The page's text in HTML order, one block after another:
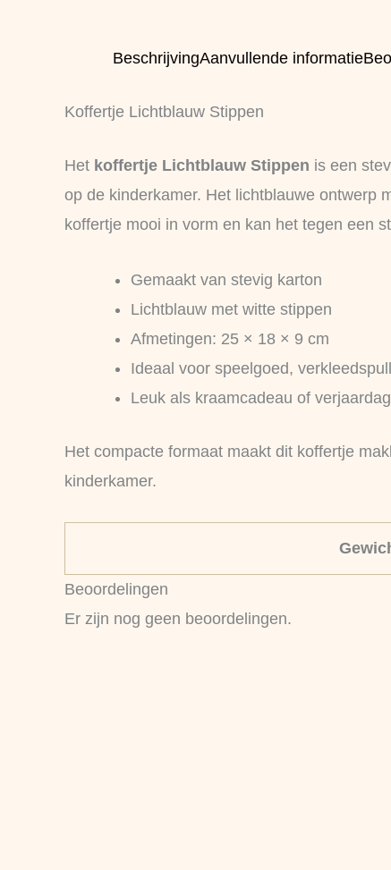
BeschrijvingAanvullende informatie
Koffertje Lichtblauw Stippen
Het koffertje Lichtblauw Stippen is een
op de kinderkamer. Het lichtblauwe ontwerp
koffertje mooi in vorm en kan het tegen een
Gemaakt van stevig karton
Lichtblauw met witte stippen
Afmetingen: 25 × 18 × 9 cm
Ideaal voor speelgoed,
Leuk als kraamcadeau of
Het compacte formaat maakt dit koffertje
kinderkamer.
Beoordelingen
Er zijn nog geen beoordelingen.